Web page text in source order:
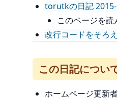
torutkの日記
このページを読
改行コードをそろ
この日記につい
ホームページ更新